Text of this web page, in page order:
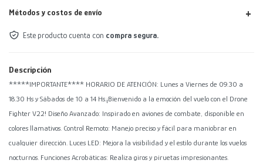
Métodos y costos de envío
Este producto cuenta con compra segura.
Descripción
*****IMPORTANTE**** HORARIO DE ATENCIÓN: Lunes a Viernes de 09.30 a
18.30 Hs y Sábados de 10 a 14 Hs.¡Bienvenido a la emoción del vuelo con el Drone
Fighter V22! Diseño Avanzado: Inspirado en aviones de combate, disponible en
colores llamativos. Control Remoto: Manejo preciso y fácil para maniobrar en
cualquier dirección. Luces LED: Mejora la visibilidad y el estilo durante los vuelos
nocturnos. Funciones Acrobáticas: Realiza giros y piruetas impresionantes.